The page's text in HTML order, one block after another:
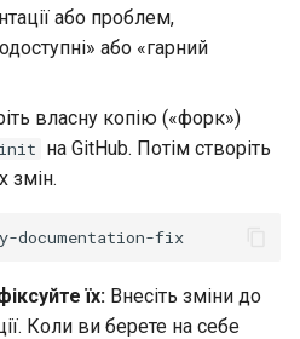
або проблем,
або «гарний
власну копію («форк»)
init на GitHub. Потім створіть
змін.
їх: Внесіть зміни до
Коли ви берете на себе